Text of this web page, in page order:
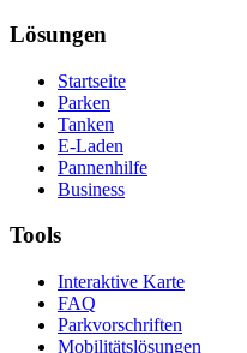
Lösungen
Startseite
Parken
Tanken
E-Laden
Pannenhilfe
Business
Tools
Interaktive Karte
FAQ
Parkvorschriften
Mobilitätslösungen